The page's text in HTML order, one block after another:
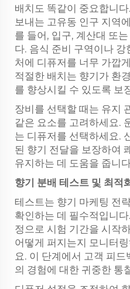
배치도 똑같이 중요합니
보내는 고유동 인구 지역
를 들어, 입구, 계산대 또
다. 음식 준비 구역이나
처에 디퓨저를 너무 가깝
적절한 배치는 향기가 환
를 향상시킬 수 있도록 보
장비를 선택할 때는 유지
같은 요소를 고려하세요.
는 디퓨저를 선택하세요.
된 향기 전달을 보장하여
유지하는 데 도움을 줍니
향기 분배 테스트 및 최적
테스트는 향기 마케팅 전
확인하는 데 필수적입니
정으로 시험 기간을 시작
어떻게 퍼지는지 모니터
요. 이 단계에서 고객 피
의 경험에 대한 귀중한 통